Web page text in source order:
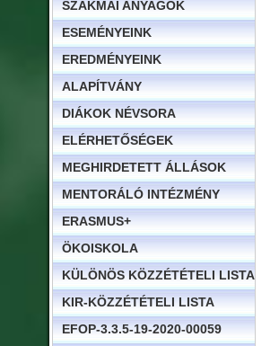
SZAKMAI ANYAGOK
ESEMÉNYEINK
EREDMÉNYEINK
ALAPÍTVÁNY
DIÁKOK NÉVSORA
ELÉRHETŐSÉGEK
MEGHIRDETETT ÁLLÁSOK
MENTORÁLÓ INTÉZMÉNY
ERASMUS+
ÖKOISKOLA
KÜLÖNÖS KÖZZÉTÉTELI LISTA
KIR-KÖZZÉTÉTELI LISTA
EFOP-3.3.5-19-2020-00059